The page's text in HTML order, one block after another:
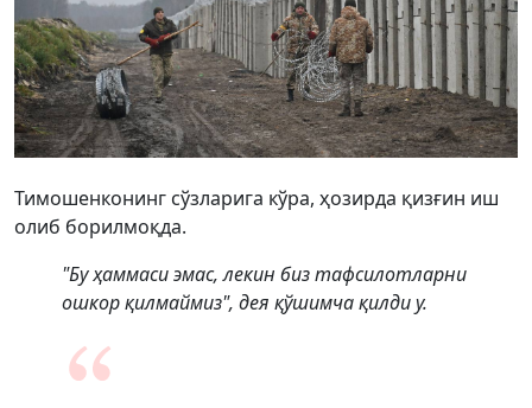
Тимошенконинг сўзларига кўра, ҳозирда қизғин иш
олиб борилмоқда.
"Бу ҳаммаси эмас, лекин биз тафсилотларни
ошкор қилмаймиз", дея қўшимча қилди у.